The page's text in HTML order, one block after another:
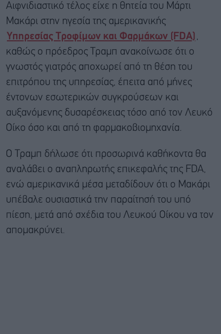
Αιφνιδιαστικό τέλος είχε η θητεία του Mάρτι
Μακάρι στην ηγεσία της αμερικανικής
Υπηρεσίας Τροφίμων και Φαρμάκων (FDA) ,
καθώς ο πρόεδρος Τραμπ ανακοίνωσε ότι o
γνωστός γιατρός αποχωρεί από τη θέση του
επιτρόπου της υπηρεσίας, έπειτα από μήνες
έντονων εσωτερικών συγκρούσεων και
αυξανόμενης δυσαρέσκειας τόσο από τον Λευκό
Οίκο όσο και από τη φαρμακοβιομηχανία.
Ο Τραμπ δήλωσε ότι προσωρινά καθήκοντα θα
αναλάβει ο αναπληρωτής επικεφαλής της FDA,
ενώ αμερικανικά μέσα μεταδίδουν ότι ο Μακάρι
υπέβαλε ουσιαστικά την παραίτησή του υπό
πίεση, μετά από σχέδια του Λευκού Οίκου να τον
απομακρύνει.